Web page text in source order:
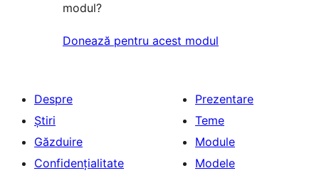
modul?
Donează pentru acest modul
Despre
Știri
Găzduire
Confidențialitate
Prezentare
Teme
Module
Modele